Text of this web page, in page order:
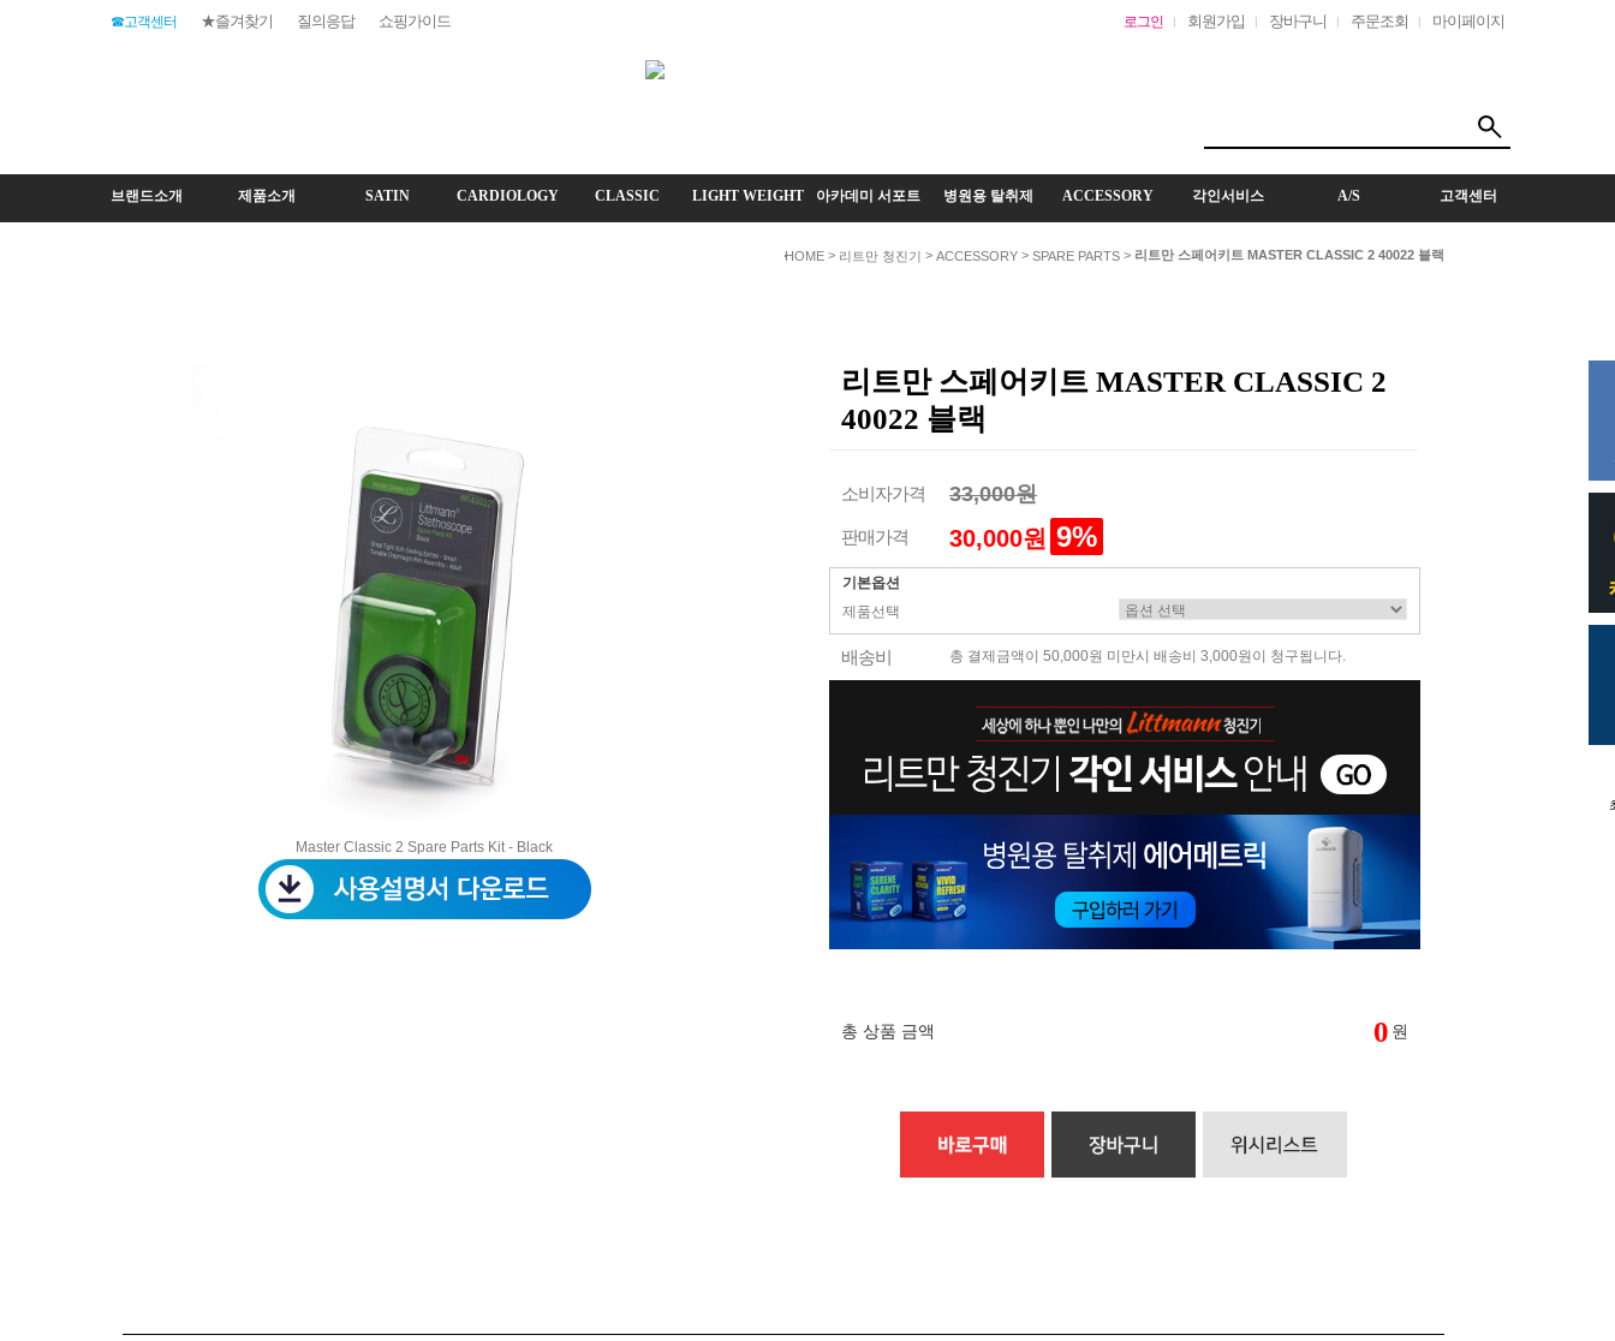
로그인 회원가입 장바구니 주문조회 마이페이지
☎고객센터 ★즐겨찾기 질의응답 쇼핑가이드
브랜드소개 제품소개 SATIN CARDIOLOGY CLASSIC LIGHT WEIGHT 아카데미 서포트 병원용 탈취제 ACCESSORY 각인서비스 A/S 고객센터
HOME > 리트만 청진기 > ACCESSORY > SPARE PARTS > 리트만 스페어키트 MASTER CLASSIC 2 40022 블랙
Master Classic 2 Spare Parts Kit - Black
리트만 스페어키트 MASTER CLASSIC 2
40022 블랙
소비자가격 33,000원
판매가격 30,000원 9%
기본옵션
제품선택
배송비 총 결제금액이 50,000원 미만시 배송비 3,000원이 청구됩니다.
총 상품 금액 0 원